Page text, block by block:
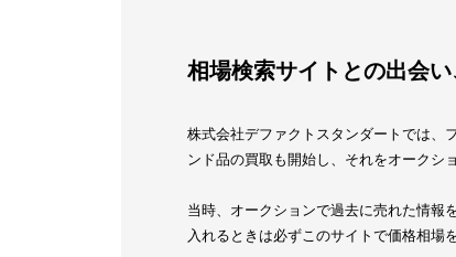
相場検索サイトとの出会
株式会社デファクトスタンダートでは、
ンド品の買取も開始し、それをオークシ
当時、オークションで過去に売れた情報
入れるときは必ずこのサイトで価格相場